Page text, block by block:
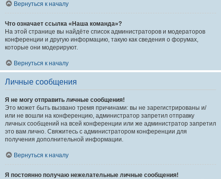
Вернуться к началу
Что означает ссылка «Наша команда»?
На этой странице вы найдёте список администраторов и модераторов
конференции и другую информацию, такую как сведения о форумах,
которые они модерируют.
Вернуться к началу
Личные сообщения
Я не могу отправить личные сообщения!
Это может быть вызвано тремя причинами: вы не зарегистрированы и/
или не вошли на конференцию, администратор запретил отправку
личных сообщений на всей конференции или же администратор запретил
это вам лично. Свяжитесь с администратором конференции для
получения дополнительной информации.
Вернуться к началу
Я постоянно получаю нежелательные личные сообщения!